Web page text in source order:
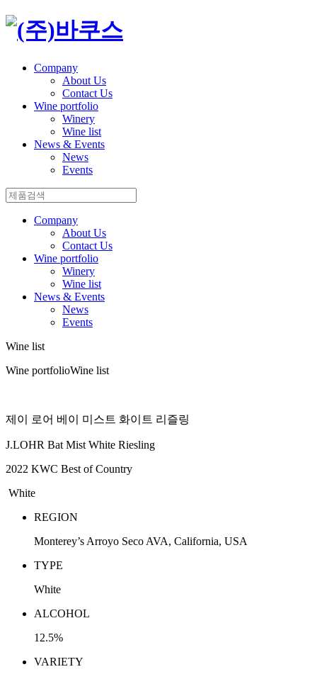
Company
About Us
Contact Us
Wine portfolio
Winery
Wine list
News & Events
News
Events
Company
About Us
Contact Us
Wine portfolio
Winery
Wine list
News & Events
News
Events
Wine list
Wine portfolioWine list
제이 로어 베이 미스트 화이트 리즐링
J.LOHR Bat Mist White Riesling
2022 KWC Best of Country
White
REGION
Monterey’s Arroyo Seco AVA, California, USA
TYPE
White
ALCOHOL
12.5%
VARIETY